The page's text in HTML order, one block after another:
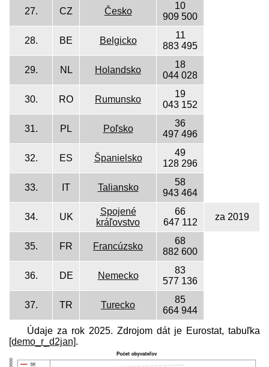
27. CZ Česko
10
909 500
28. BE Belgicko
11
883 495
29. NL Holandsko
18
044 028
30. RO Rumunsko
19
043 152
31. PL Poľsko
36
497 496
32. ES Španielsko
49
128 296
33. IT Taliansko
58
943 464
34. UK
Spojené
kráľovstvo
66
647 112
za 2019
35. FR Francúzsko
68
882 600
36. DE Nemecko
83
577 136
37. TR Turecko
85
664 944
Údaje za rok 2025. Zdrojom dát je Eurostat, tabuľka
[demo_r_d2jan] .